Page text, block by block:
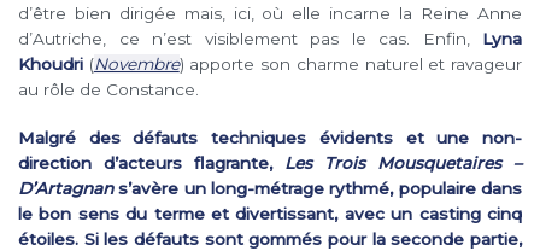
d’être bien dirigée mais, ici, où elle incarne la Reine Anne
d’Autriche, ce n’est visiblement pas le cas. Enfin, Lyna
Khoudri (Novembre) apporte son charme naturel et ravageur
au rôle de Constance.
Malgré des défauts techniques évidents et une non-
direction d’acteurs flagrante, Les Trois Mousquetaires –
D’Artagnans’avère un long-métrage rythmé, populaire dans
le bon sens du terme et divertissant, avec un casting cinq
étoiles. Si les défauts sont gommés pour la seconde partie,